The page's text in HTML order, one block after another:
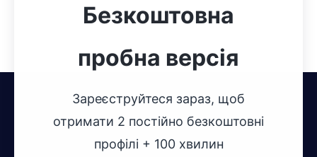
Безкоштовна
пробна версія
Зареєструйтеся зараз, щоб
отримати 2 постійно безкоштовні
профілі + 100 хвилин